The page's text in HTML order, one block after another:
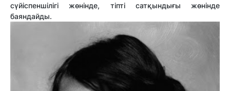
сүйіспеншілігі жөнінде, тіпті сатқындығы жөнінде
баяндайды.